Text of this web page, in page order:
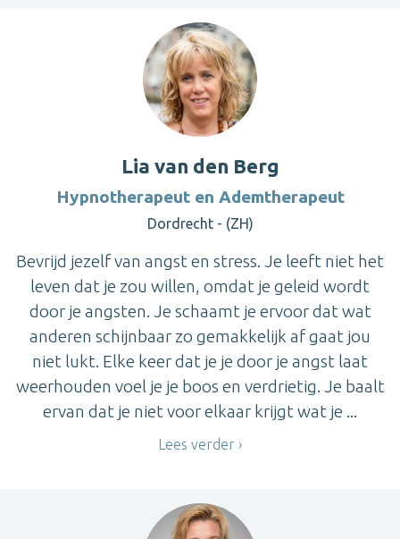
Lia van den Berg
Hypnotherapeut en Ademtherapeut
Dordrecht - (ZH)
Bevrijd jezelf van angst en stress. Je leeft niet het
leven dat je zou willen, omdat je geleid wordt
door je angsten. Je schaamt je ervoor dat wat
anderen schijnbaar zo gemakkelijk af gaat jou
niet lukt. Elke keer dat je je door je angst laat
weerhouden voel je je boos en verdrietig. Je baalt
ervan dat je niet voor elkaar krijgt wat je ...
Lees verder